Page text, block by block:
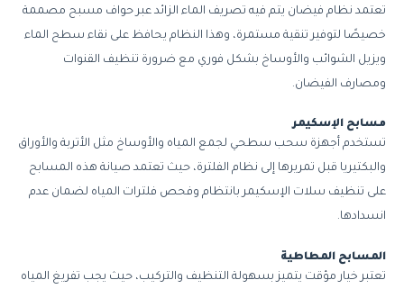
تعتمد نظام فيضان يتم فيه تصريف الماء الزائد عبر حواف مسبح مصممة
خصيصًا لتوفير تنقية مستمرة، وهذا النظام يحافظ على نقاء سطح الماء
ويزيل الشوائب والأوساخ بشكل فوري مع ضرورة تنظيف القنوات
ومصارف الفيضان.
مسابح الإسكيمر
تستخدم أجهزة سحب سطحي لجمع المياه والأوساخ مثل الأتربة والأوراق
والبكتيريا قبل تمريرها إلى نظام الفلترة، حيث تعتمد صيانة هذه المسابح
على تنظيف سلات الإسكيمر بانتظام وفحص فلترات المياه لضمان عدم
انسدادها.
المسابح المطاطية
تعتبر خيار مؤقت يتميز بسهولة التنظيف والتركيب، حيث يجب تفريغ المياه